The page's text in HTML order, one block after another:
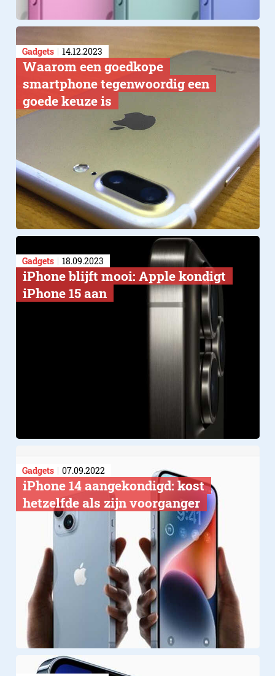
Apple – iPhone
TV Ad – Date
Gadgets 14.12.2023
​Waarom een goedkope
smartphone tegenwoordig een
goede keuze is
Gadgets 18.09.2023
iPhone blijft mooi: Apple kondigt
iPhone 15 aan
Gadgets 07.09.2022
iPhone 14 aangekondigd: kost
hetzelfde als zijn voorganger